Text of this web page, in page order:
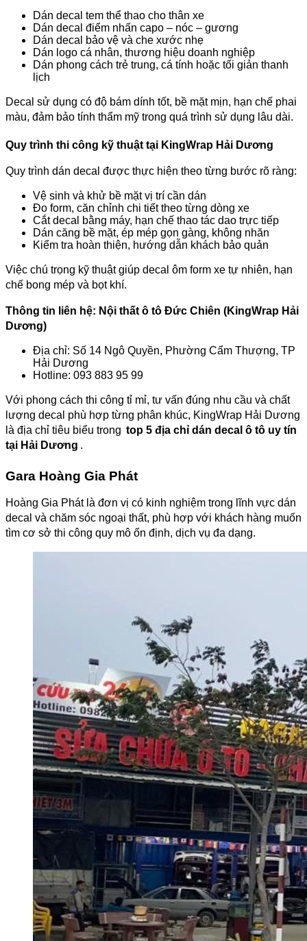
Dán decal tem thể thao cho thân xe
Dán decal điểm nhấn capo – nóc – gương
Dán decal bảo vệ và che xước nhẹ
Dán logo cá nhân, thương hiệu doanh nghiệp
Dán phong cách trẻ trung, cá tính hoặc tối giản thanh
lịch
Decal sử dụng có độ bám dính tốt, bề mặt mịn, hạn chế phai
màu, đảm bảo tính thẩm mỹ trong quá trình sử dụng lâu dài.
Quy trình thi công kỹ thuật tại KingWrap Hải Dương
Quy trình dán decal được thực hiện theo từng bước rõ ràng:
Vệ sinh và khử bề mặt vị trí cần dán
Đo form, căn chỉnh chi tiết theo từng dòng xe
Cắt decal bằng máy, hạn chế thao tác dao trực tiếp
Dán căng bề mặt, ép mép gọn gàng, không nhăn
Kiểm tra hoàn thiện, hướng dẫn khách bảo quản
Việc chú trọng kỹ thuật giúp decal ôm form xe tự nhiên, hạn
chế bong mép và bọt khí.
Thông tin liên hệ: Nội thất ô tô Đức Chiên (KingWrap Hải
Dương)
Địa chỉ: Số 14 Ngô Quyền, Phường Cẩm Thượng, TP
Hải Dương
Hotline: 093 883 95 99
Với phong cách thi công tỉ mỉ, tư vấn đúng nhu cầu và chất
lượng decal phù hợp từng phân khúc, KingWrap Hải Dương
là địa chỉ tiêu biểu trong top 5 địa chỉ dán decal ô tô uy tín
tại Hải Dương .
Gara Hoàng Gia Phát
Hoàng Gia Phát là đơn vị có kinh nghiệm trong lĩnh vực dán
decal và chăm sóc ngoại thất, phù hợp với khách hàng muốn
tìm cơ sở thi công quy mô ổn định, dịch vụ đa dạng.